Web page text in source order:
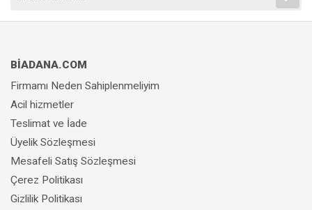
BİADANA.COM
Firmamı Neden Sahiplenmeliyim
Acil hizmetler
Teslimat ve İade
Üyelik Sözleşmesi
Mesafeli Satış Sözleşmesi
Çerez Politikası
Gizlilik Politikası